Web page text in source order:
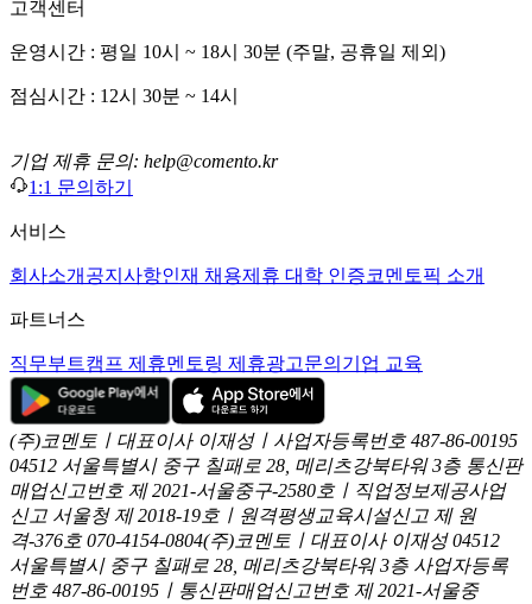
고객센터
운영시간 : 평일 10시 ~ 18시 30분 (주말, 공휴일 제외)
점심시간 : 12시 30분 ~ 14시
기업 제휴 문의: help@comento.kr
1:1 문의하기
서비스
회사소개 공지사항인재 채용제휴 대학 인증코멘토픽 소개
파트너스
직무부트캠프 제휴멘토링 제휴광고문의 기업 교육
(주)코멘토ㅣ대표이사 이재성ㅣ사업자등록번호 487-86-00195
04512 서울특별시 중구 칠패로 28, 메리츠강북타워 3층 통신판
매업신고번호 제 2021-서울중구-2580호ㅣ직업정보제공사업
신고 서울청 제 2018-19호ㅣ원격평생교육시설신고 제 원
격-376호 070-4154-0804(주)코멘토ㅣ대표이사 이재성 04512
서울특별시 중구 칠패로 28, 메리츠강북타워 3층 사업자등록
번호 487-86-00195ㅣ통신판매업신고번호 제 2021-서울중